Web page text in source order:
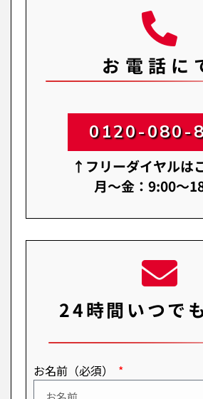
お電話に
0120-080-
↑フリーダイヤルは
月～金：9:00～
24時間いつで
お名前（必須）